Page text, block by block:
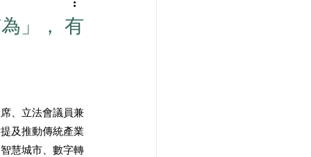
圓桌會議
」， 有
、立法會議員兼
及推動傳統產業
慧城市、數字轉